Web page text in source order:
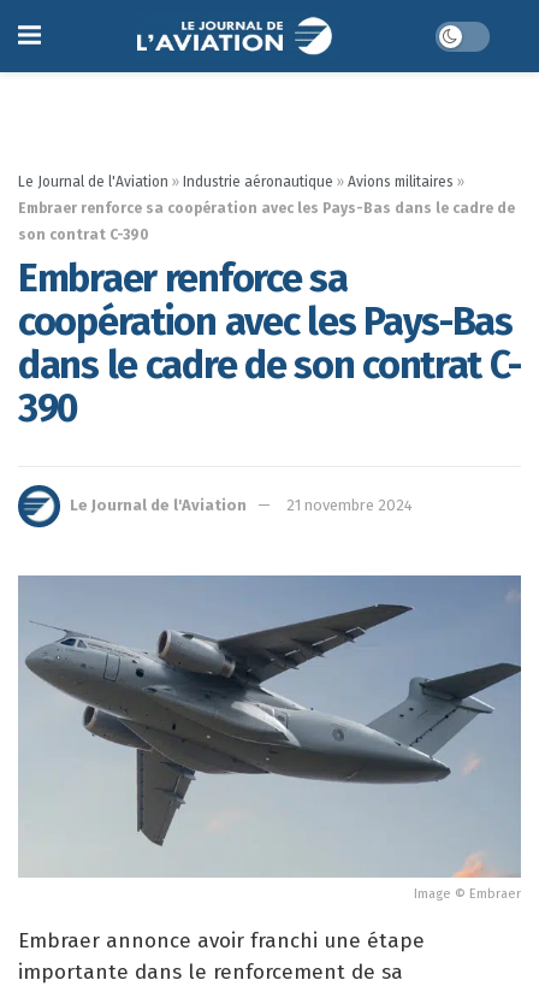
Le Journal de l'Aviation » Industrie aéronautique » Avions militaires »
Embraer renforce sa coopération avec les Pays-Bas dans le cadre de
son contrat C-390
Embraer renforce sa
coopération avec les Pays-Bas
dans le cadre de son contrat C-
390
Le Journal de l'Aviation 21 novembre 2024
Image © Embraer
Embraer annonce avoir franchi une étape
importante dans le renforcement de sa